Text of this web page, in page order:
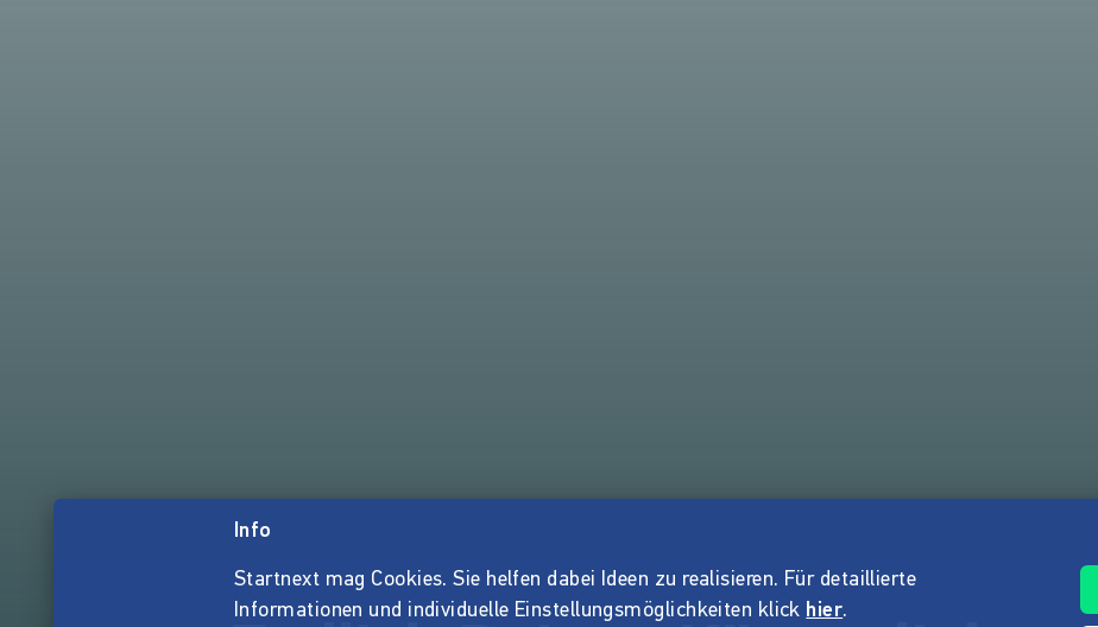
Info
Startnext mag Cookies. Sie helfen dabei Ideen zu realisieren. Für detaillierte
Informationen und individuelle Einstellungsmöglichkeiten klick hier.